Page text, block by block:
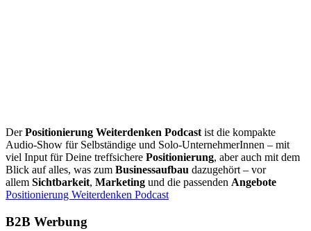
DerPositionierung Weiterdenken Podcast ist die kompakte
Audio-Show für Selbständige und Solo-UnternehmerInnen – mit
viel Input für Deine treffsichere Positionierung, aber auch mit dem
Blick auf alles, was zum Businessaufbau dazugehört – vor
allem Sichtbarkeit, Marketing und die passenden Angebote
Positionierung Weiterdenken Podcast
B2B Werbung